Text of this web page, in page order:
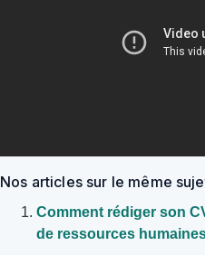
Nos articles sur le même
Comment rédiger son
de ressources